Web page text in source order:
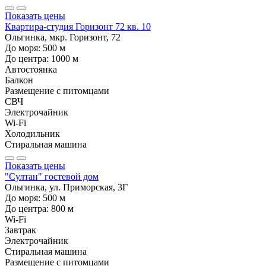
Показать цены
Квартира-студия Горизонт 72 кв. 10
Ольгинка, мкр. Горизонт, 72
До моря: 500 м
До центра: 1000 м
Автостоянка
Балкон
Размещение с питомцами
СВЧ
Электрочайник
Wi-Fi
Холодильник
Стиральная машина
Показать цены
"Султан" гостевой дом
Ольгинка, ул. Приморская, 3Г
До моря: 500 м
До центра: 800 м
Wi-Fi
Завтрак
Электрочайник
Стиральная машина
Размещение с питомцами